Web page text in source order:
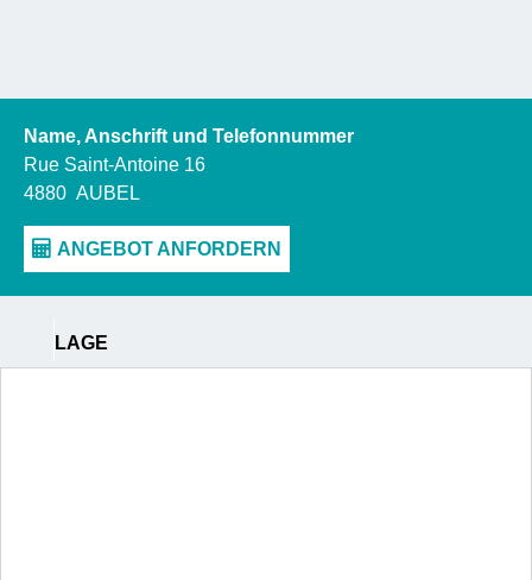
Name, Anschrift und Telefonnummer
Rue Saint-Antoine 16
4880 AUBEL
LAGE